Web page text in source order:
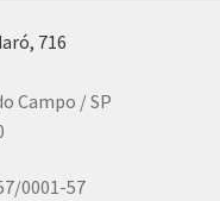
716
Campo / SP
0001-57